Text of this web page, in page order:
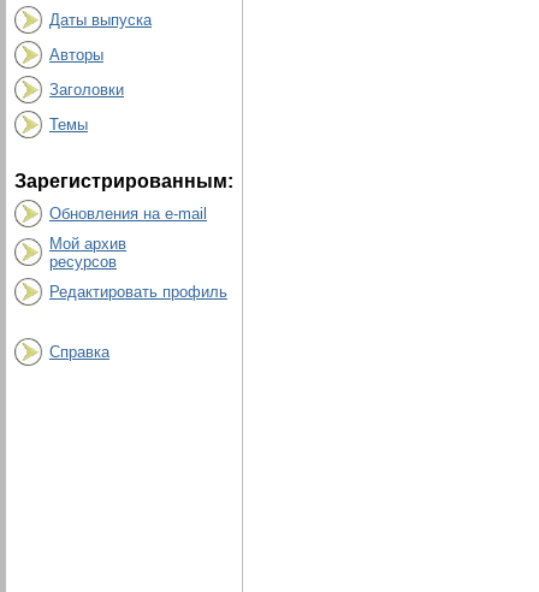
Даты выпуска
Авторы
Заголовки
Темы
Зарегистрированным:
Обновления на e-mail
Мой архив
ресурсов
Редактировать профиль
Справка